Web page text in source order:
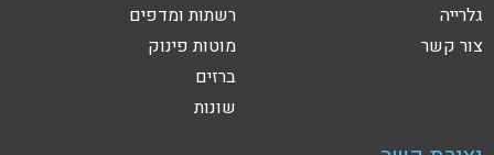
גלרייה
צור קשר
רשתות ומדפים
מוטות פינוק
ברזים
שונות